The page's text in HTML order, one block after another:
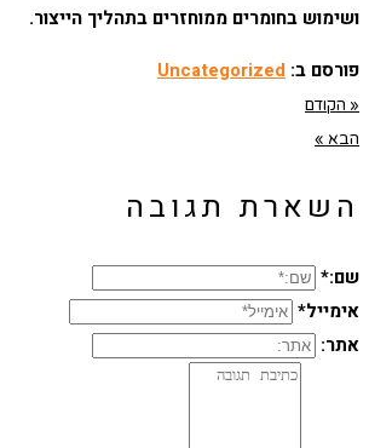
ושימוש בחומרים ממוחזרים בתהליך הייצור.
פורסם ב:Uncategorized
« הקודם
הבא »
השארת תגובה
שם:*
אימייל*
אתר: